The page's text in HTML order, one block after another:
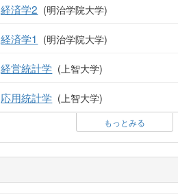
経済学2 (明治学院大学)
経済学1 (明治学院大学)
経営統計学 (上智大学)
応用統計学 (上智大学)
もっとみる